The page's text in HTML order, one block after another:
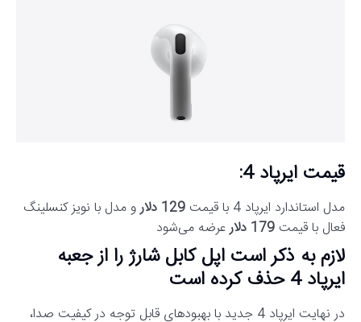
قیمت ایرپاد 4:
مدل استاندارد ایرپاد 4 با قیمت 129 دلار
و مدل با نویز کنسلینگ
فعال با قیمت 179 دلار عرضه می‌شود​
لازم به ذکر است اپل کابل شارژ را از جعبه
ایرپاد 4 حذف کرده است
در نهایت ایرپاد 4 جدید با بهبودهای قابل توجه در کیفیت صدا،